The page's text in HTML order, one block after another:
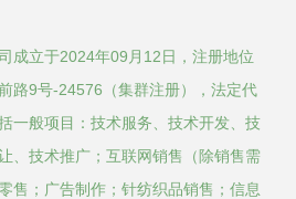
成立于2024年09月12日，注册地位
路9号-24576（集群注册），法定代
一般项目：技术服务、技术开发、技
、技术推广；互联网销售（除销售需
售；广告制作；针纺织品销售；信息